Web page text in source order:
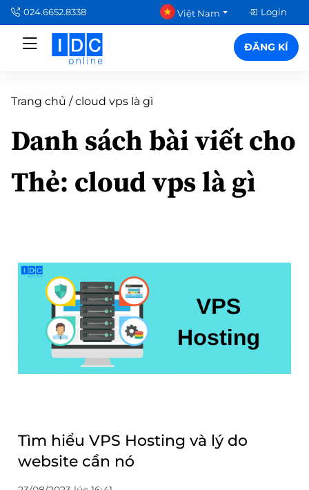
024.6652.8338 Việt Nam Login
ĐĂNG KÍ
Trang chủ /cloud vps là gì
Danh sách bài viết cho
Thẻ: cloud vps là gì
Tìm hiểu VPS Hosting và lý do
website cần nó